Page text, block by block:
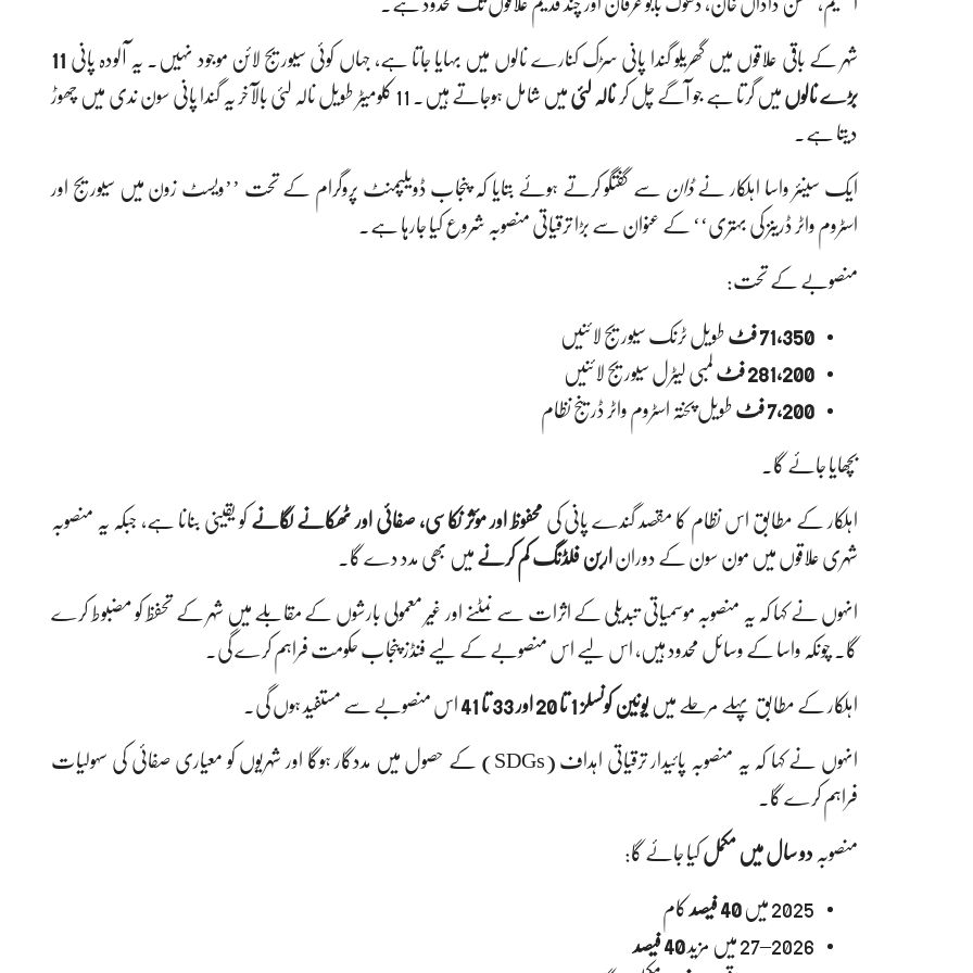
اسکیم، گلشن داداں خان، دھوک بابو عرفان اور چند قدیم علاقوں تک محدود ہے۔
شہر کے باقی علاقوں میں گھریلو گندا پانی سڑک کنارے نالوں میں بہایا جاتا ہے، جہاں کوئی سیوریج لائن موجود نہیں۔ یہ آلودہ پانی 11
بڑے نالوں میں گرتا ہے جو آگے چل کر نالہ لئی
میں شامل ہوجاتے ہیں۔ 11 کلومیٹر طویل نالہ لئی بالآخر یہ گندا پانی سون ندی میں چھوڑ
دیتا ہے۔
ایک سینئر واسا اہلکار نےڈان
سے گفتگو کرتے ہوئے بتایا کہ پنجاب ڈویلپمنٹ پروگرام کے تحت ’’ویسٹ زون میں سیوریج اور
اسٹروم واٹر ڈرینز کی بہتری‘‘ کے عنوان سے بڑا ترقیاتی منصوبہ شروع کیا جارہا ہے۔
منصوبے کے تحت:
71,350 فٹ
طویل ٹرنک سیوریج لائنیں
281,200 فٹ
لمبی لیٹرل سیوریج لائنیں
7,200 فٹ
طویل پختہ اسٹروم واٹر ڈرینج نظام
بچھایا جائے گا۔
اہلکار کے مطابق اس نظام کا مقصد گندے پانی کی محفوظ اور مؤثر نکاسی، صفائی اور ٹھکانے لگانے کو یقینی بنانا ہے، جبکہ یہ منصوبہ
شہری علاقوں میں مون سون کے دوراناربن فلڈنگ کم کرنے میں بھی مدد دے گا۔
انہوں نے کہا کہ یہ منصوبہ موسمیاتی تبدیلی کے اثرات سے نمٹنے اور غیر معمولی بارشوں کے مقابلے میں شہر کے تحفظ کو مضبوط کرے
گا۔ چونکہ واسا کے وسائل محدود ہیں، اس لیے اس منصوبے کے لیے فنڈز پنجاب حکومت فراہم کرے گی۔
اہلکار کے مطابق پہلے مرحلے میں یونین کونسلز 1 تا 20 اور 33 تا 41 اس منصوبے سے مستفید ہوں گی۔
انہوں نے کہا کہ یہ منصوبہ پائیدار ترقیاتی اہداف (SDGs) کے حصول میں مددگار ہوگا اور شہریوں کو معیاری صفائی کی سہولیات
فراہم کرے گا۔
منصوبہ دو سال میں مکمل کیا جائے گا:
2025 میں 40 فیصد
کام
2026–27 میں مزید
40 فیصد